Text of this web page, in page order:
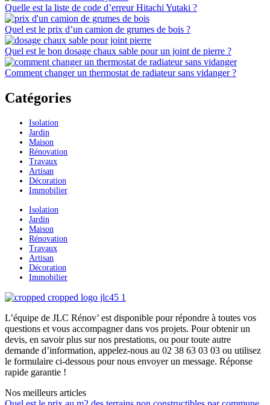
Quelle est la liste de code d’erreur Hitachi Yutaki ?
Quel est le prix d’un camion de grumes de bois ?
Quel est le bon dosage chaux sable pour un joint de pierre ?
Comment changer un thermostat de radiateur sans vidanger ?
Catégories
Isolation
Jardin
Maison
Rénovation
Travaux
Artisan
Décoration
Immobilier
Isolation
Jardin
Maison
Rénovation
Travaux
Artisan
Décoration
Immobilier
L’équipe de JLC Rénov’ est disponible pour répondre à toutes vos
questions et vous accompagner dans vos projets. Pour obtenir un
devis, en savoir plus sur nos prestations, ou pour toute autre
demande d’information, appelez-nous au 02 38 63 03 03 ou utilisez
le formulaire ci-dessous pour nous envoyer un message. Réponse
rapide garantie !
Nos meilleurs articles